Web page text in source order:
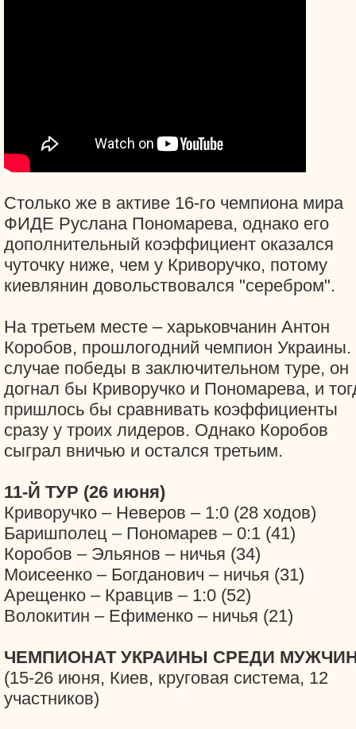
Столько же в активе 16-го чемпиона мира
ФИДЕ Руслана Пономарева, однако его
дополнительный коэффициент оказался
чуточку ниже, чем у Криворучко, потому
киевлянин довольствовался "серебром".
На третьем месте – харьковчанин Антон
Коробов, прошлогодний чемпион
случае победы в заключительном туре, он
догнал бы Криворучко и Пономарева, и
пришлось бы сравнивать коэффициенты
сразу у троих лидеров. Однако Коробов
сыграл вничью и остался третьим.
11-Й ТУР (26 июня)
Криворучко – Неверов – 1:0 (28 ходов)
Баришполец – Пономарев – 0:1 (41)
Коробов – Эльянов – ничья (34)
Моисеенко – Богданович – ничья (31)
Арещенко – Кравцив – 1:0 (52)
Волокитин – Ефименко – ничья (21)
ЧЕМПИОНАТ УКРАИНЫ СРЕДИ
(15-26 июня, Киев, круговая система, 12
участников)